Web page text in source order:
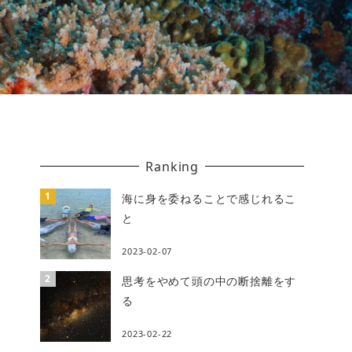
Ranking
海に身を委ねることで感じれるこ
と
2023-02-07
思考をやめて頭の中の断捨離をす
る
2023-02-22